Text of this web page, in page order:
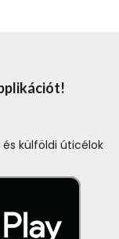
külföldi úticélok